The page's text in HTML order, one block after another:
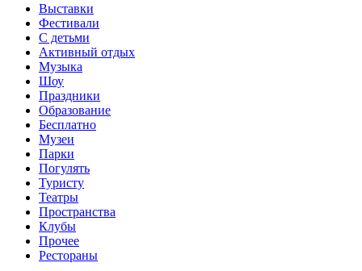
Выставки
Фестивали
С детьми
Активный отдых
Музыка
Шоу
Праздники
Образование
Бесплатно
Музеи
Парки
Погулять
Туристу
Театры
Пространства
Клубы
Прочее
Рестораны